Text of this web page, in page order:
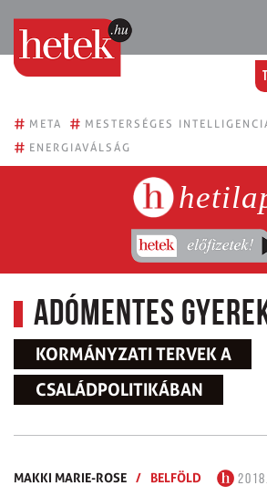
# META # MESTERSÉGES
# ENERGIAVÁLSÁG
Adómentes
KORMÁNYZATI TERVEK A
CSALÁDPOLITIKÁBAN
MAKKI MARIE-ROSE / BELFÖLD